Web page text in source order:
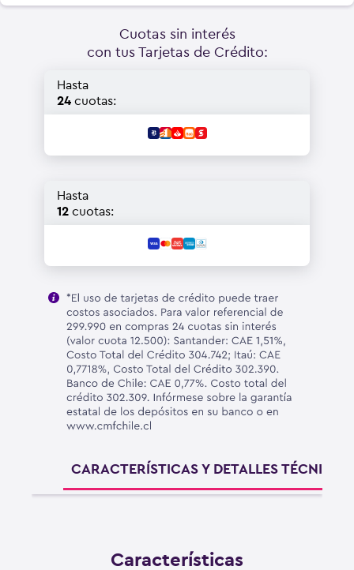
Cuotas sin interés
con tus Tarjetas de Crédito:
Hasta
24 cuotas:
Hasta
12 cuotas:
CARACTERÍSTICAS Y DETALLES TÉCNICOS
Características